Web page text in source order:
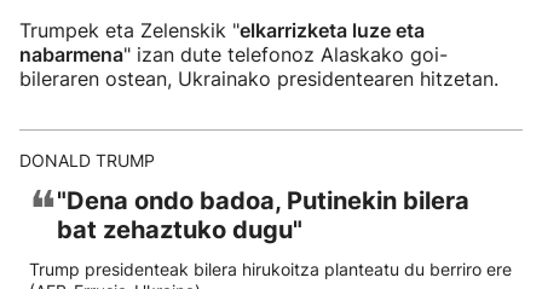
Trumpek eta Zelenskik "elkarrizketa luze eta
nabarmena" izan dute telefonoz Alaskako goi-
bileraren ostean, Ukrainako presidentearen hitzetan.
DONALD TRUMP
❝"Dena ondo badoa, Putinekin bilera
bat zehaztuko dugu"
Trump presidenteak bilera hirukoitza planteatu du berriro ere